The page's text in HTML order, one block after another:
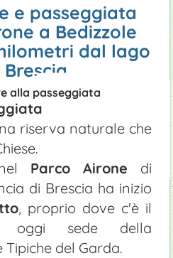
e passeggiata
a Bedizzole
dal lago
alla passeggiata
riserva naturale che
Parco Airone di
di Brescia ha inizio
, proprio dove c'è il
oggi sede della
del Garda.